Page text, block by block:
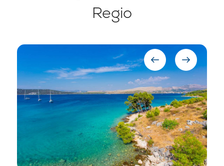
Regio